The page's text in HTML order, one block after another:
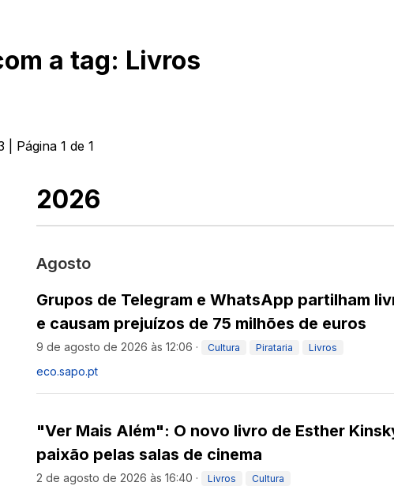
a tag: Livros
| Página 1 de 1
2026
Agosto
Grupos de Telegram e WhatsApp partilham
e causam prejuízos de 75 milhões de euros
9 de agosto de 2026 às 12:06 · Cultura Pirataria Livros
eco.sapo.pt
"Ver Mais Além": O novo livro de Esther
paixão pelas salas de cinema
2 de agosto de 2026 às 16:40 · Livros Cultura